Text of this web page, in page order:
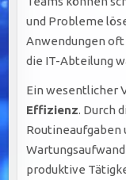
und Probleme
Anwendungen
die IT-Abteilung
Ein wesentlicher
Effizienz. Durch
Routineaufgaben
produktive